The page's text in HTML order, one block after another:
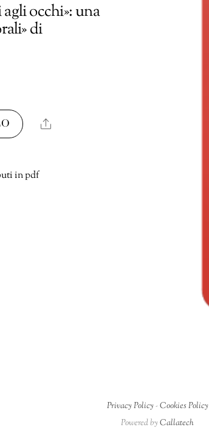
occhi»: una
di
Share
in pdf
Privacy Policy-Cookies Policy
Powered byCallatech